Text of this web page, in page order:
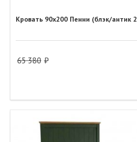
Кровать 90х200 Пенни (блэк/антик
65 380